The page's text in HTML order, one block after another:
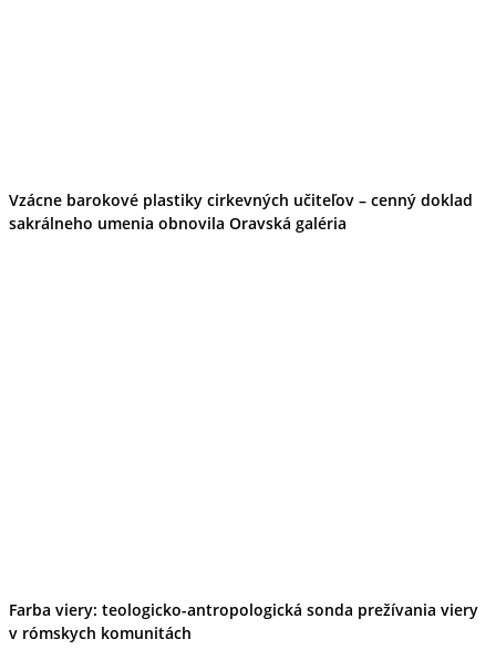
Vzácne barokové plastiky cirkevných učiteľov – cenný doklad
sakrálneho umenia obnovila Oravská galéria
Farba viery: teologicko-antropologická sonda prežívania viery
v rómskych komunitách